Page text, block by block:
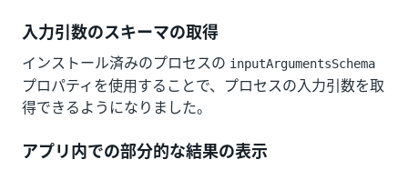
入力引数のスキーマの取得
インストール済みのプロセスの inputArgumentsSchema
プロパティを使用することで、プロセスの入力引数を取
得できるようになりました。
アプリ内での部分的な結果の表示